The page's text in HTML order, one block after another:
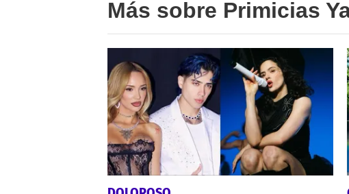
Más sobre Primicias